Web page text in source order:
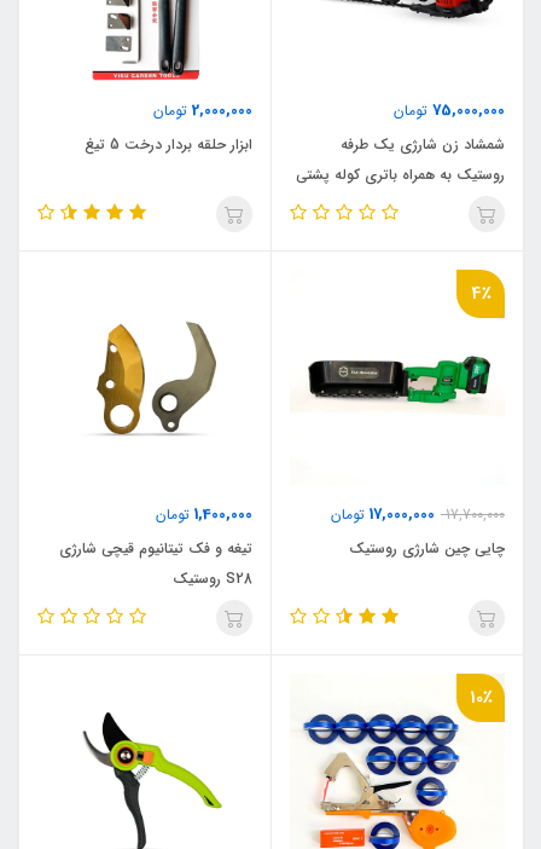
75,000,000 تومان
شمشاد زن شارژی یک طرفه
روستیک به همراه باتری کوله پشتی
2,000,000 تومان
ابزار حلقه بردار درخت 5 تیغ
4٪
17,700,000
17,000,000 تومان
چایی چین شارژی روستیک
1,400,000 تومان
تیغه و فک تیتانیوم قیچی شارژی
S28 روستیک
10٪